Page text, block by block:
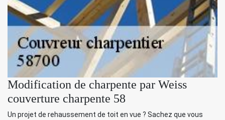
Modification de charpente par Weiss
couverture charpente 58
Un projet de rehaussement de toit en vue ? Sachez que vous